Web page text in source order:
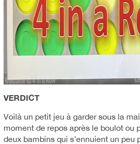
VERDICT
Voilà un petit jeu à garder sous la
moment de repos après le boulot ou
deux bambins qui s’ennuient un peu